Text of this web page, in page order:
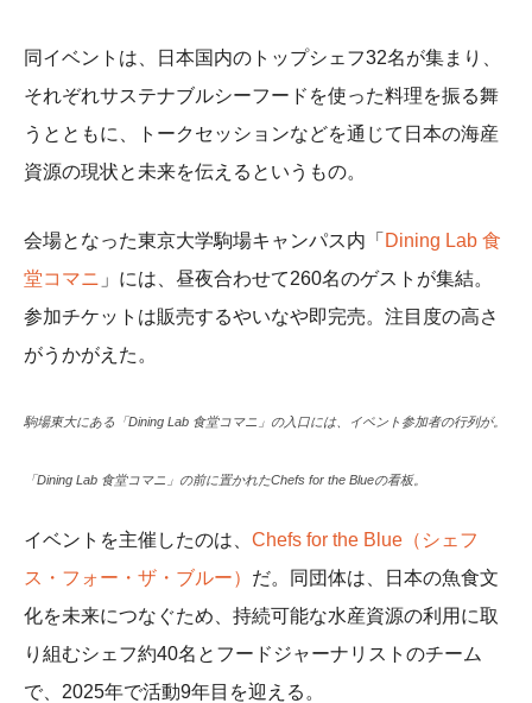
同イベントは、日本国内のトップシェフ32名が集まり、
それぞれサステナブルシーフードを使った料理を振る舞
うとともに、トークセッションなどを通じて日本の海産
資源の現状と未来を伝えるというもの。
会場となった東京大学駒場キャンパス内「 Dining Lab 食
堂コマニ 」には、昼夜合わせて260名のゲストが集結。
参加チケットは販売するやいなや即完売。注目度の高さ
がうかがえた。
駒場東大にある「Dining Lab 食堂コマニ」の入口には、イベント参加者の行列が。
「Dining Lab 食堂コマニ」の前に置かれたChefs for the Blueの看板。
イベントを主催したのは、 Chefs for the Blue（シェフ
ス・フォー・ザ・ブルー） だ。同団体は、日本の魚食文
化を未来につなぐため、持続可能な水産資源の利用に取
り組むシェフ約40名とフードジャーナリストのチーム
で、2025年で活動9年目を迎える。